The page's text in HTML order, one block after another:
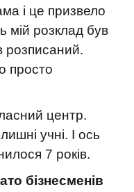
і це призвело
мій розклад був
розписаний.
просто
центр.
учні. І ось
7 років.
бізнесменів